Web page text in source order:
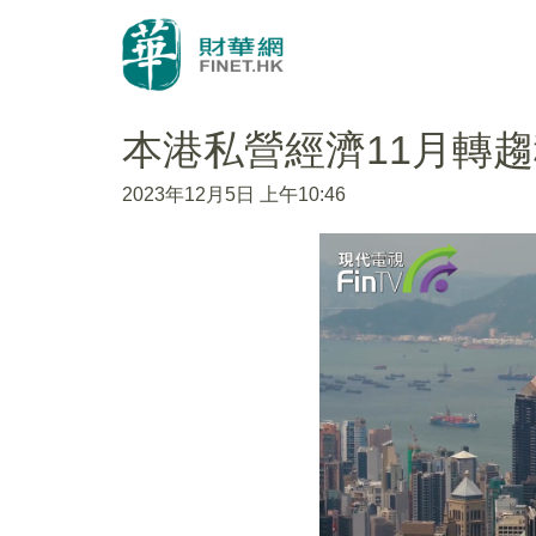
本港私營經濟11月轉
2023年12月5日 上午10:46